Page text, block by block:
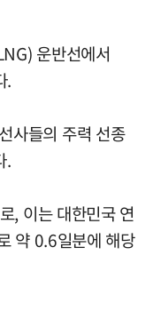
운반선에서
.
사들의 주력 선종
.
, 이는 대한민국 연
약 0.6일분에 해당